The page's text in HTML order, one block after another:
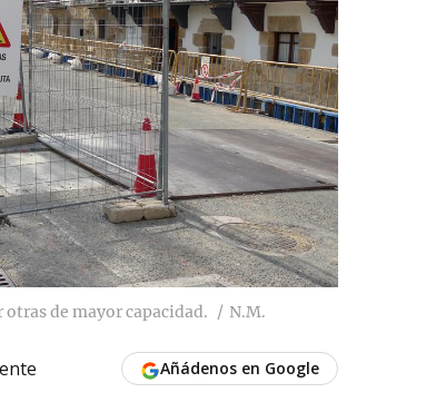
de mayor capacidad. N.M.
Añádenos en Google